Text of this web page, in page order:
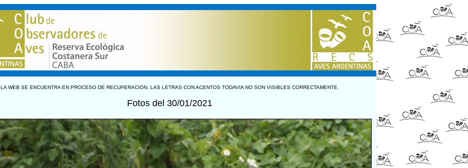
LA WEB SE ENCUENTRA EN PROCESO DE RECUPERACION. LAS LETRAS CON ACENTOS TODAVIA NO SON VISIBLES CORRECTAMENTE.
Fotos del 30/01/2021